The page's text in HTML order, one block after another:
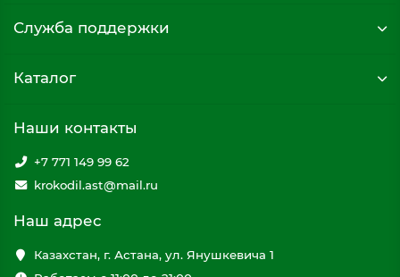
Служба поддержки
Каталог
Наши контакты
+7 771 149 99 62
krokodil.ast@mail.ru
Наш адрес
Казахстан, г. Астана, ул. Янушкевича 1